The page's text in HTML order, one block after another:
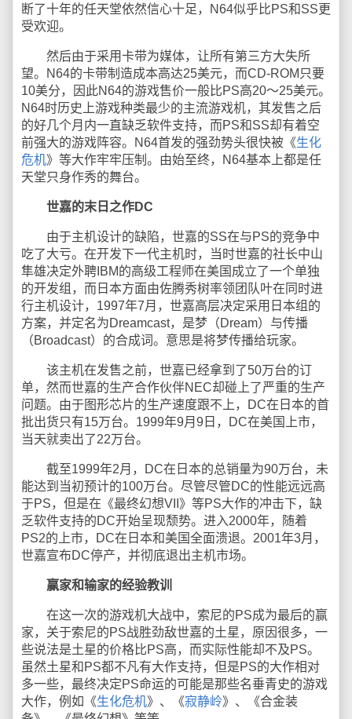
断了十年的任天堂依然信心十足，N64似乎比PS和SS更
受欢迎。
然后由于采用卡带为媒体，让所有第三方大失所
望。N64的卡带制造成本高达25美元，而CD-ROM只要
10美分，因此N64的游戏售价一般比PS高20～25美元。
N64时历史上游戏种类最少的主流游戏机，其发售之后
的好几个月内一直缺乏软件支持，而PS和SS却有着空
前强大的游戏阵容。N64首发的强劲势头很快被《生化
危机》等大作牢牢压制。由始至终，N64基本上都是任
天堂只身作秀的舞台。
世嘉的末日之作DC
由于主机设计的缺陷，世嘉的SS在与PS的竞争中
吃了大亏。在开发下一代主机时，当时世嘉的社长中山
隼雄决定外聘IBM的高级工程师在美国成立了一个单独
的开发组，而日本方面由佐腾秀树率领团队叶在同时进
行主机设计，1997年7月，世嘉高层决定采用日本组的
方案，并定名为Dreamcast，是梦（Dream）与传播
（Broadcast）的合成词。意思是将梦传播给玩家。
该主机在发售之前，世嘉已经拿到了50万台的订
单，然而世嘉的生产合作伙伴NEC却碰上了严重的生产
问题。由于图形芯片的生产速度跟不上，DC在日本的首
批出货只有15万台。1999年9月9日，DC在美国上市，
当天就卖出了22万台。
截至1999年2月，DC在日本的总销量为90万台，未
能达到当初预计的100万台。尽管尽管DC的性能远远高
于PS，但是在《最终幻想VII》等PS大作的冲击下，缺
乏软件支持的DC开始呈现颓势。进入2000年，随着
PS2的上市，DC在日本和美国全面溃退。2001年3月，
世嘉宣布DC停产，并彻底退出主机市场。
赢家和输家的经验教训
在这一次的游戏机大战中，索尼的PS成为最后的赢
家，关于索尼的PS战胜劲敌世嘉的土星，原因很多，一
些说法是土星的价格比PS高，而实际性能却不及PS。
虽然土星和PS都不凡有大作支持，但是PS的大作相对
多一些，最终决定PS命运的可能是那些名垂青史的游戏
大作，例如《生化危机》、《寂静岭》、《合金装